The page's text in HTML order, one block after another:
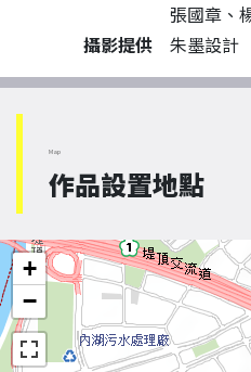
張國章、
攝影提供
朱墨設計
Map
作品設置地點
+
−